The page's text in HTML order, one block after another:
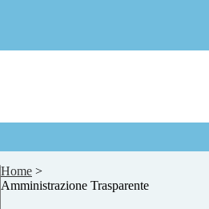
Home >
Amministrazione Trasparente